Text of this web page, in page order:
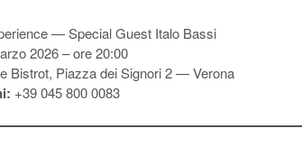
— Special Guest Italo Bassi
2026 – ore 20:00
Bistrot, Piazza dei Signori 2 — Verona
+39 045 800 0083